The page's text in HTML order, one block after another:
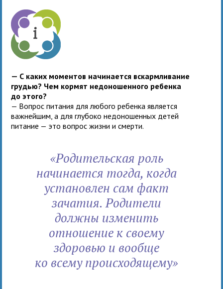
— С каких моментов начинается вскармливание
грудью? Чем кормят недоношенного ребенка
до этого?
— Вопрос питания для любого ребенка является
важнейшим, а для глубоко недоношенных детей
питание — это вопрос жизни и смерти.
«Родительская роль
начинается тогда, когда
установлен сам факт
зачатия. Родители
должны изменить
отношение к своему
здоровью и вообще
ко всему происходящему»